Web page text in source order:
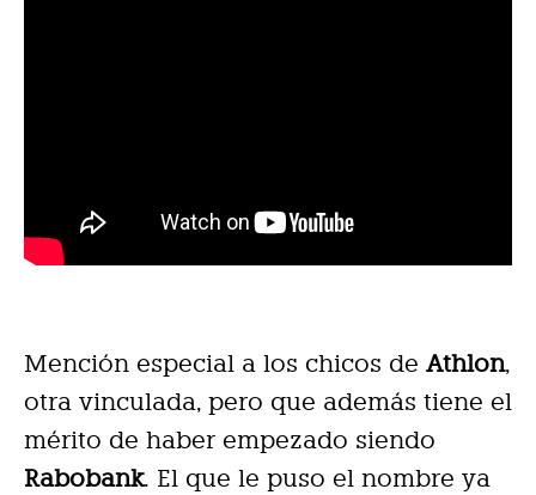
Mención especial a los chicos de Athlon,
otra vinculada, pero que además tiene el
mérito de haber empezado siendo
Rabobank. El que le puso el nombre ya